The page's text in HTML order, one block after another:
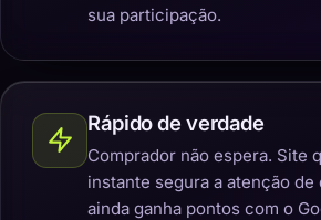
sua participação.
Rápido de verdade
Comprador não espera. Site
instante segura a atenção de
ainda ganha pontos com o